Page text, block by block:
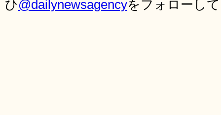
ひ@dailynewsagencyをフォローし